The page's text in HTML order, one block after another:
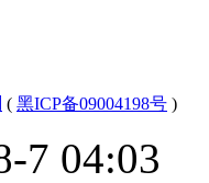
( 黑ICP备09004198号 )
7 04:03